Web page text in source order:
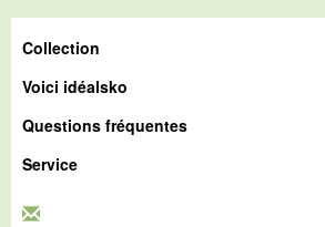
Collection
Voici idéalsko
Questions fréquentes
Service